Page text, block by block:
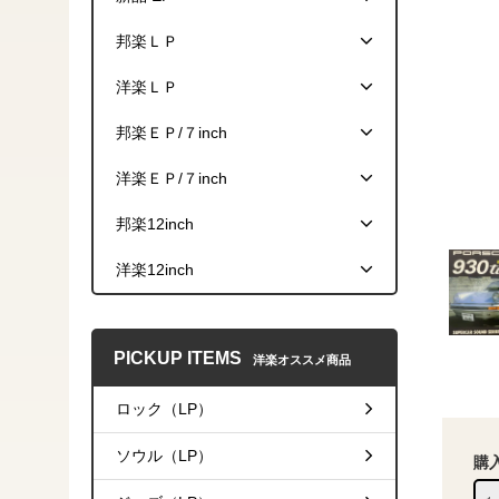
購
邦楽ＬＰ
洋楽ＬＰ
邦楽ＥＰ/７inch
洋楽ＥＰ/７inch
邦楽12inch
洋楽12inch
PICKUP ITEMS 洋楽オススメ商品
ロック（LP）
ソウル（LP）